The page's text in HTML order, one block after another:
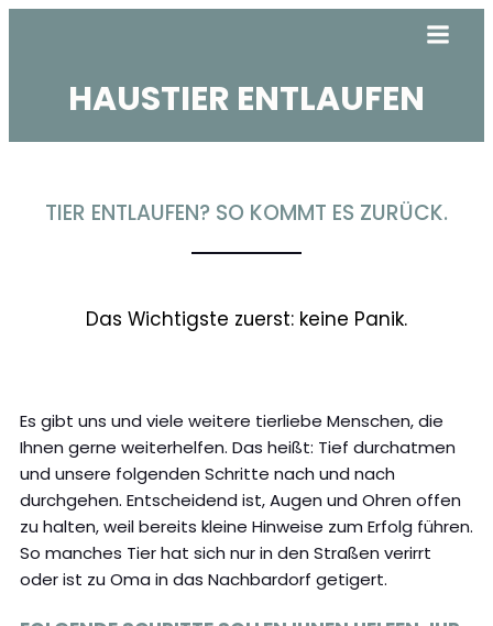
HAUSTIER ENTLAUFEN
TIER ENTLAUFEN? SO KOMMT ES ZURÜCK.
Das Wichtigste zuerst: keine Panik.
Es gibt uns und viele weitere tierliebe Menschen, die
Ihnen gerne weiterhelfen. Das heißt: Tief durchatmen
und unsere folgenden Schritte nach und nach
durchgehen. Entscheidend ist, Augen und Ohren offen
zu halten, weil bereits kleine Hinweise zum Erfolg führen.
So manches Tier hat sich nur in den Straßen verirrt
oder ist zu Oma in das Nachbardorf getigert.